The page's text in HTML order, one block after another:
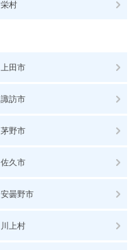
栄村
上田市
諏訪市
茅野市
佐久市
安曇野市
川上村